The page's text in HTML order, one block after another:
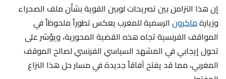
إن هذا التزامن بين تصريحات لوبين القوية بشأن ملف الصحراء
وزيارةماكرونالرسمية للمغرب يعكس تطوراً ملحوظاً في
المواقف الفرنسية تجاه هذه القضية المحورية، ويؤشر على
تحول إيجابي في المشهد السياسي الفرنسي لصالح الموقف
المغربي، مما قد يفتح آفاقاً جديدة في مسار حل هذا النزاع